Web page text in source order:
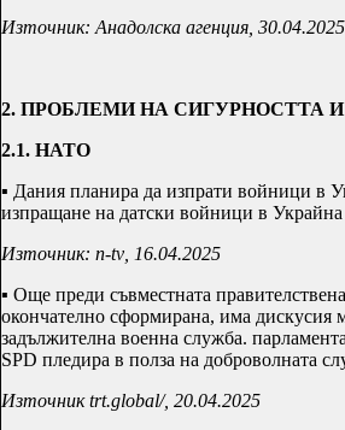
Източник: Анадолска агенция, 30.04.2025
2. ПРОБЛЕМИ НА СИГУРНОСТТА
2.1. НАТО
▪ Дания планира да изпрати войници в
изпращане на датски войници в Украйна
Източник: n-tv , 16.04.2025
▪ Още преди съвместната
окончателно сформирана, има дискусия
задължителна военна служба.
SPD пледира в полза на доброволната
Източникtrt.global/, 20.04.2025